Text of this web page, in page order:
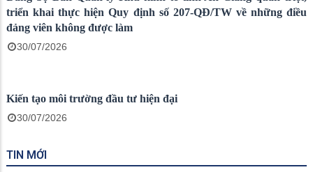
Ban Quản lý Khu kinh tế tỉnh An Giang thông báo lịch làm việc